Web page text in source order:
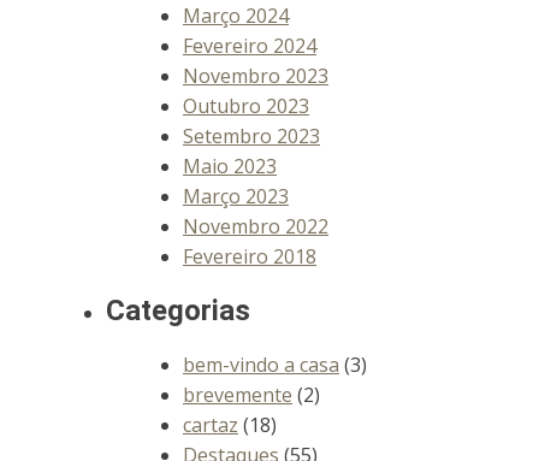
Março 2024
Fevereiro 2024
Novembro 2023
Outubro 2023
Setembro 2023
Maio 2023
Março 2023
Novembro 2022
Fevereiro 2018
Categorias
bem-vindo a casa (3)
brevemente (2)
cartaz (18)
Destaques (55)